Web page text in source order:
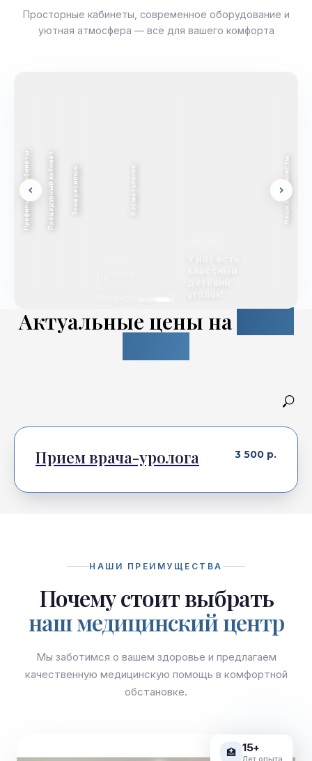
Просторные кабинеты, современное оборудование и
уютная атмосфера — всё для вашего комфорта
Профильные кабинеты Процедурный кабинет Зона ресепшн Наши специалисты
Актуальные цены на
Прием врача-уролога 3 500 р.
НАШИ ПРЕИМУЩЕСТВА
Почему стоит выбрать
наш медицинский центр
Мы заботимся о вашем здоровье и предлагаем
качественную медицинскую помощь в комфортной
обстановке.
🏥 15+
Лет опыта